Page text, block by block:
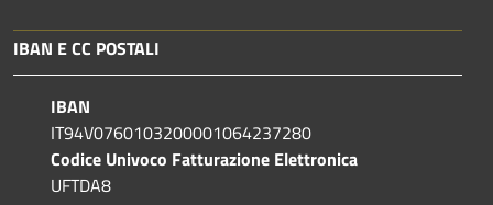
IBAN E CC POSTALI
IBAN
IT94V0760103200001064237280
Codice Univoco Fatturazione Elettronica
UFTDA8